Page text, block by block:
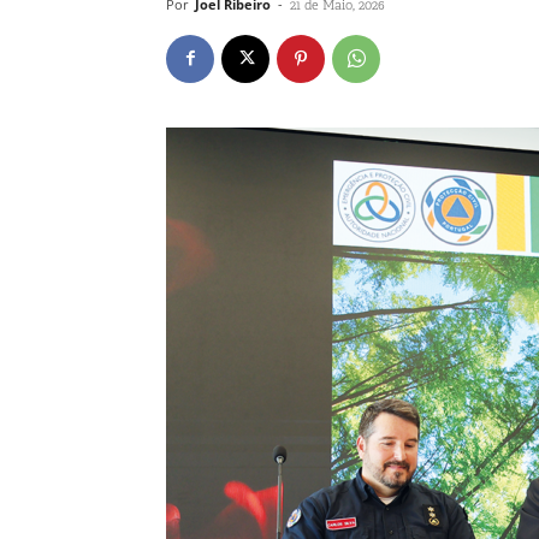
Por Joel Ribeiro - 21 de Maio, 2026